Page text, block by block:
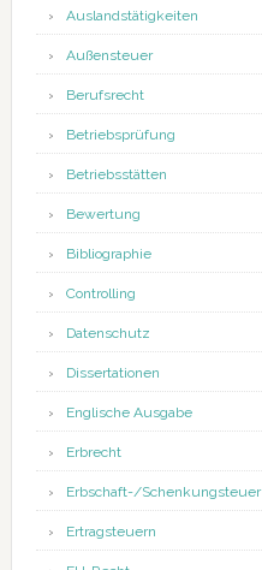
Auslandstätigkeiten
Außensteuer
Berufsrecht
Betriebsprüfung
Betriebsstätten
Bewertung
Bibliographie
Controlling
Datenschutz
Dissertationen
Englische Ausgabe
Erbrecht
Erbschaft-/Schenkungsteuer
Ertragsteuern